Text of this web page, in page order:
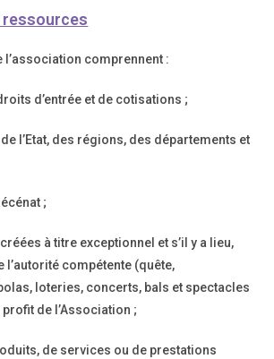
l’association comprennent :
d’entrée et de cotisations ;
l’Etat, des régions, des départements et
;
à titre exceptionnel et s’il y a lieu,
l’autorité compétente (quête,
loteries, concerts, bals et spectacles
de l’Association ;
de services ou de prestations